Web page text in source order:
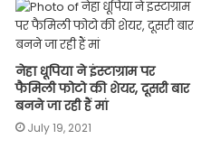
नेहा धूपिया ने इंस्टाग्राम पर
फैमिली फोटो की शेयर, दूसरी बार
बनने जा रही हैं मां
July 19, 2021